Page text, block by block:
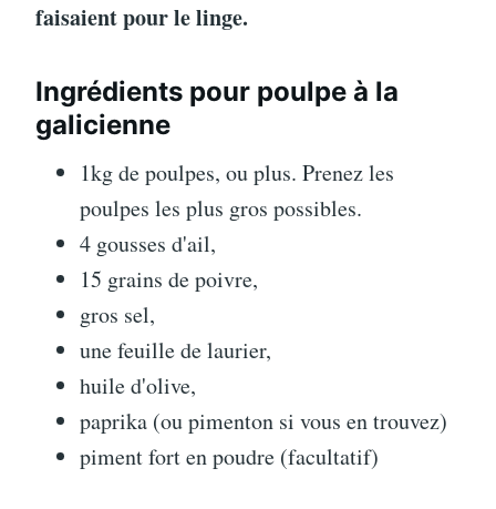
faisaient pour le linge.
Ingrédients pour poulpe à la
galicienne
1kg de poulpes, ou plus. Prenez les
poulpes les plus gros possibles.
4 gousses d'ail,
15 grains de poivre,
gros sel,
une feuille de laurier,
huile d'olive,
paprika (ou pimenton si vous en trouvez)
piment fort en poudre (facultatif)